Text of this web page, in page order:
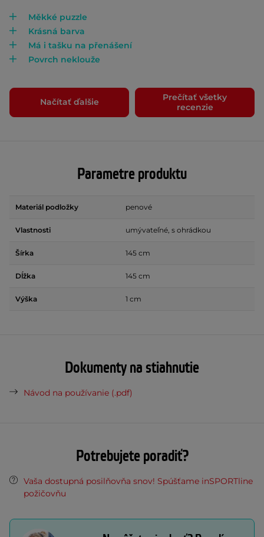
Měkké puzzle
Krásná barva
Má i tašku na přenášení
Povrch neklouže
Načítať ďalšie
Prečítať všetky
recenzie
Parametre produktu
Materiál podložky penové
Vlastnosti umývateľné, s ohrádkou
Šírka 145 cm
Dĺžka 145 cm
Výška 1 cm
Dokumenty na stiahnutie
Návod na používanie (.pdf)
Potrebujete poradiť?
Vaša dostupná posilňovňa snov! Spúšťame inSPORTline
požičovňu